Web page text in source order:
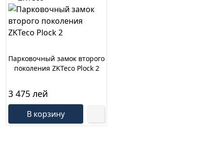
Парковочный замок второго
поколения ZKTeco Plock 2
3 475 лей
В корзину